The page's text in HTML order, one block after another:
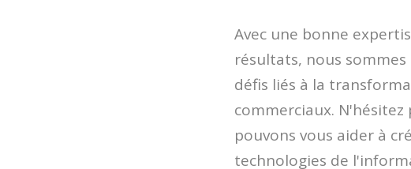
Avec une bonne
résultats, nous
défis liés à la
commerciaux.
pouvons vous aider à
technologies de